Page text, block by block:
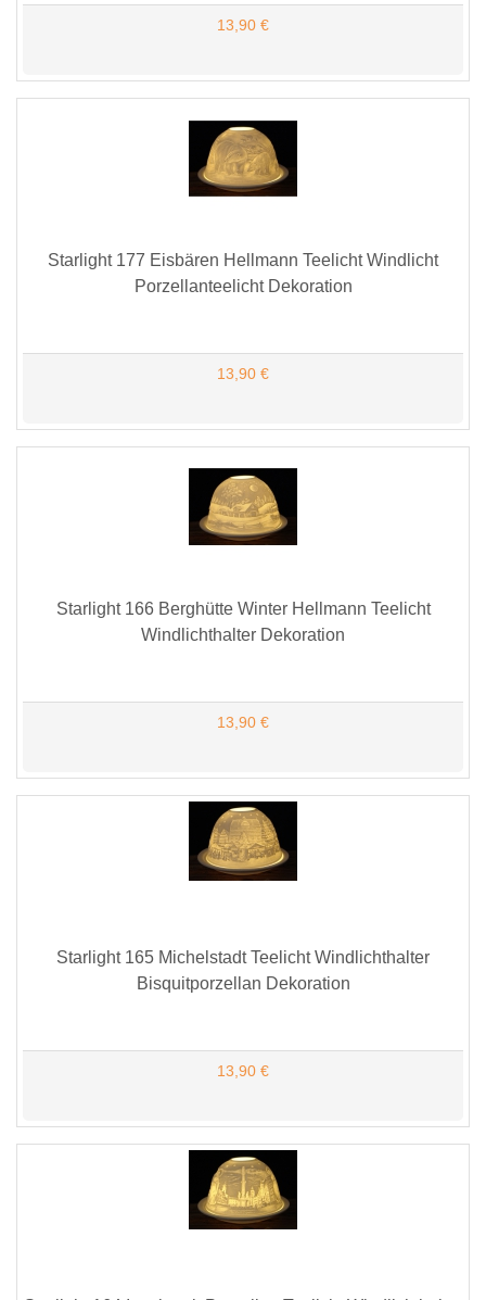
13,90 €
Starlight 177 Eisbären Hellmann Teelicht Windlicht
Porzellanteelicht Dekoration
13,90 €
Starlight 166 Berghütte Winter Hellmann Teelicht
Windlichthalter Dekoration
13,90 €
Starlight 165 Michelstadt Teelicht Windlichthalter
Bisquitporzellan Dekoration
13,90 €